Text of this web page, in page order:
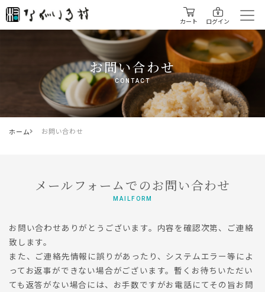
カート ログイン
お問い合わせ
CONTACT
ホーム お問い合わせ
メールフォームでのお問い合わせ
MAILFORM
お問い合わせありがとうございます。内容を確認次第、ご連絡
致します。
また、ご連絡先情報に誤りがあったり、システムエラー等によ
ってお返事ができない場合がございます。暫くお待ちいただい
ても返答がない場合には、お手数ですがお電話にてその旨お問